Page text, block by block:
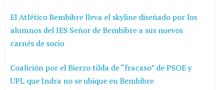
El Atlético Bembibre lleva el skyline diseñado por los
alumnos del IES Señor de Bembibre a sus nuevos
carnés de socio
Coalición por el Bierzo tilda de “fracaso” de PSOE y
UPL que Indra no se ubique en Bembibre